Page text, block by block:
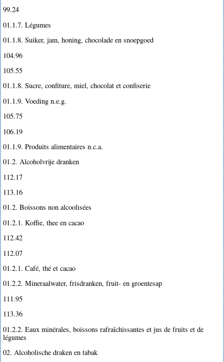
99.24
01.1.7. Légumes
01.1.8. Suiker, jam, honing, chocolade en snoepgoed
104.96
105.55
01.1.8. Sucre, confiture, miel, chocolat et confiserie
01.1.9. Voeding n.e.g.
105.75
106.19
01.1.9. Produits alimentaires n.c.a.
01.2. Alcoholvrije dranken
112.17
113.16
01.2. Boissons non alcoolisées
01.2.1. Koffie, thee en cacao
112.42
112.07
01.2.1. Café, thé et cacao
01.2.2. Mineraalwater, frisdranken, fruit- en groentesap
111.95
113.36
01.2.2. Eaux minérales, boissons rafraîchissantes et jus de fruits et de
légumes
02. Alcoholische draken en tabak